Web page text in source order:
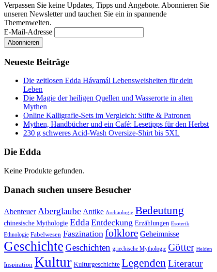
Verpassen Sie keine Updates, Tipps und Angebote. Abonnieren Sie
unseren Newsletter und tauchen Sie ein in spannende
Themenwelten.
E-Mail-Adresse
Neueste Beiträge
Die zeitlosen Edda Hávamál Lebensweisheiten für dein
Leben
Die Magie der heiligen Quellen und Wasserorte in alten
Mythen
Online Kalligrafie‑Sets im Vergleich: Stifte & Patronen
Mythen, Handbücher und ein Café: Lesetipps für den Herbst
230 g schweres Acid-Wash Oversize-Shirt bis 5XL
Die Edda
Keine Produkte gefunden.
Danach suchen unsere Besucher
Abenteuer Aberglaube Antike Archäologie Bedeutung
chinesische Mythologie Edda Entdeckung Erzählungen Esoterik
Ethnologie Fabelwesen Faszination folklore Geheimnisse
Geschichte Geschichten griechische Mythologie Götter Helden
Inspiration Kultur Kulturgeschichte Legenden Literatur